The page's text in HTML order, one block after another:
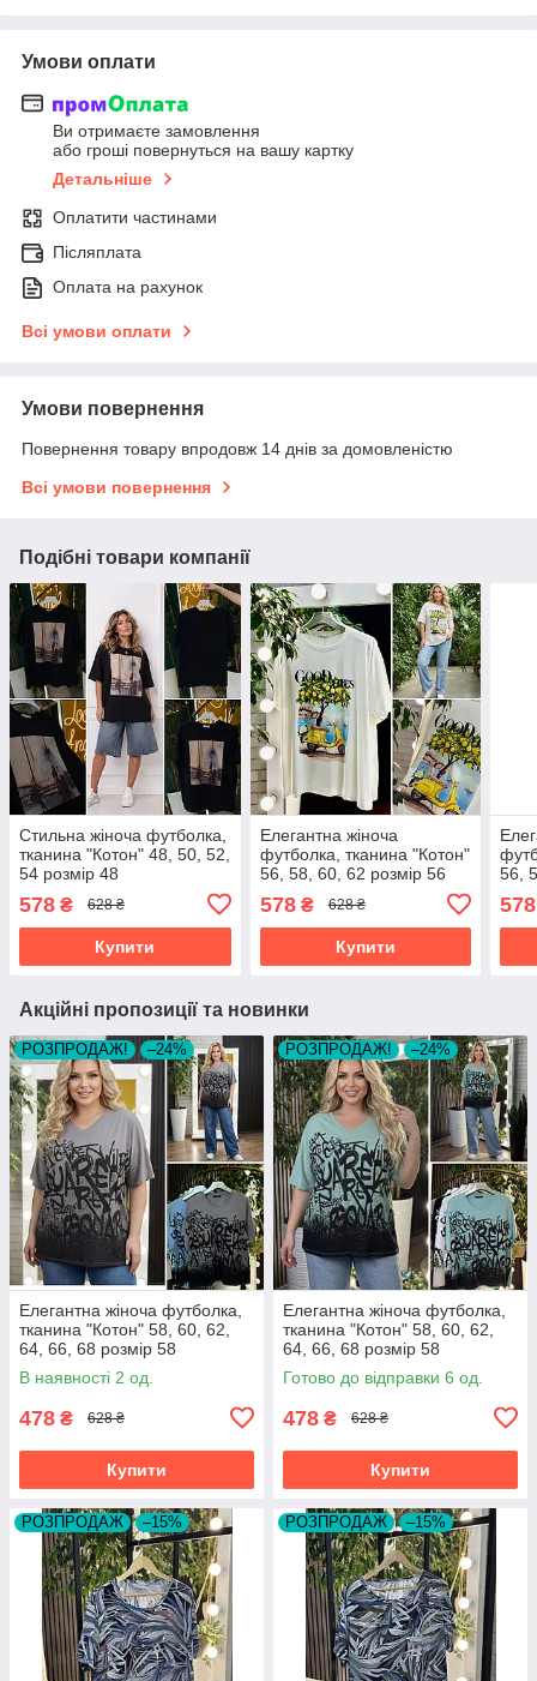
Умови оплати
Ви отримаєте замовлення
або гроші повернуться на вашу картку
Детальніше
Оплатити частинами
Післяплата
Оплата на рахунок
Всі умови оплати
Умови повернення
Повернення товару впродовж 14 днів за домовленістю
Всі умови повернення
Подібні товари компанії
Стильна жіноча футболка,
тканина "Котон" 48, 50, 52,
54 розмір 48
578 ₴ 628 ₴
Купити
Елегантна жіноча
футболка, тканина "Котон"
56, 58, 60, 62 розмір 56
578₴ 628 ₴
Купити
56,
578
Акційні пропозиції та новинки
РОЗПРОДАЖ! –24%
Елегантна жіноча футболка,
тканина "Котон" 58, 60, 62,
64, 66, 68 розмір 58
В наявності 2 од.
478 ₴ 628 ₴
Купити
РОЗПРОДАЖ! –24%
Елегантна жіноча футболка,
тканина "Котон" 58, 60, 62,
64, 66, 68 розмір 58
Готово до відправки 6 од.
478 ₴ 628 ₴
Купити
РОЗПРОДАЖ –15% РОЗПРОДАЖ –15%